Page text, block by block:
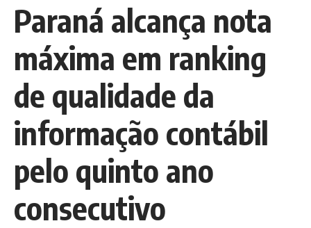
Paraná alcança nota
máxima em ranking
de qualidade da
informação contábil
pelo quinto ano
consecutivo